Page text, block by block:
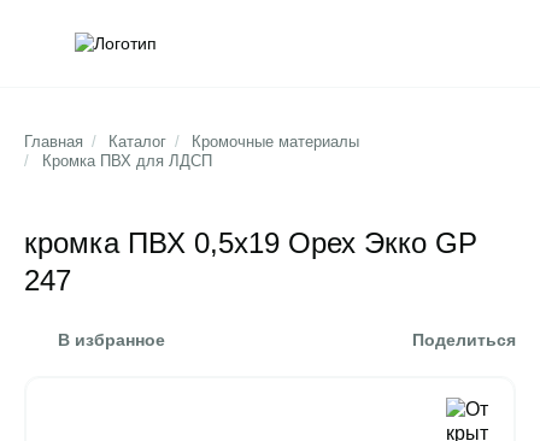
Главная / Каталог /
Кромочные материалы
/
Кромка ПВХ для ЛДСП
кромка ПВХ 0,5х19 Орех Экко GP
247
В избранное Поделиться